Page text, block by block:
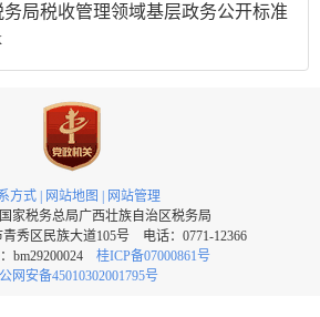
务局税收管理领域基层政务公开标准
方式 | 网站地图 | 网站管理
家税务总局广西壮族自治区税务局
秀区民族大道105号 电话：0771-12366
bm29200024 桂ICP备07000861号
网安备45010302001795号